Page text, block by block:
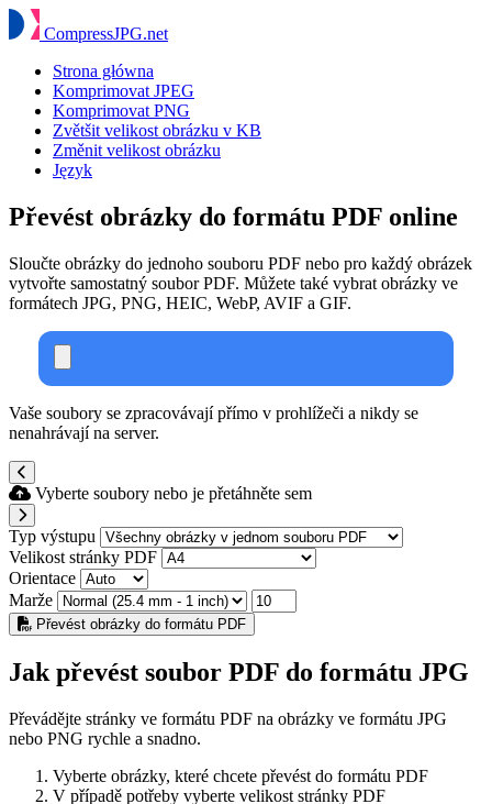
CompressJPG.net
Strona główna
Komprimovat JPEG
Komprimovat PNG
Zvětšit velikost obrázku v KB
Změnit velikost obrázku
Język
Převést obrázky do formátu PDF online
Sloučte obrázky do jednoho souboru PDF nebo pro každý obrázek
vytvořte samostatný soubor PDF. Můžete také vybrat obrázky ve
formátech JPG, PNG, HEIC, WebP, AVIF a GIF.
Vaše soubory se zpracovávají přímo v prohlížeči a nikdy se
nenahrávají na server.
Vyberte soubory nebo je přetáhněte sem
Typ výstupu
Velikost stránky PDF
Orientace
Marže
Převést obrázky do formátu PDF
Jak převést soubor PDF do formátu JPG
Převádějte stránky ve formátu PDF na obrázky ve formátu JPG
nebo PNG rychle a snadno.
Vyberte obrázky, které chcete převést do formátu PDF
V případě potřeby vyberte velikost stránky PDF